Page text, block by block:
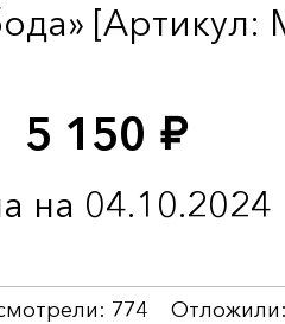
[Артикул:
5 150 руб.
на 04.10.2024
774 Отложили: